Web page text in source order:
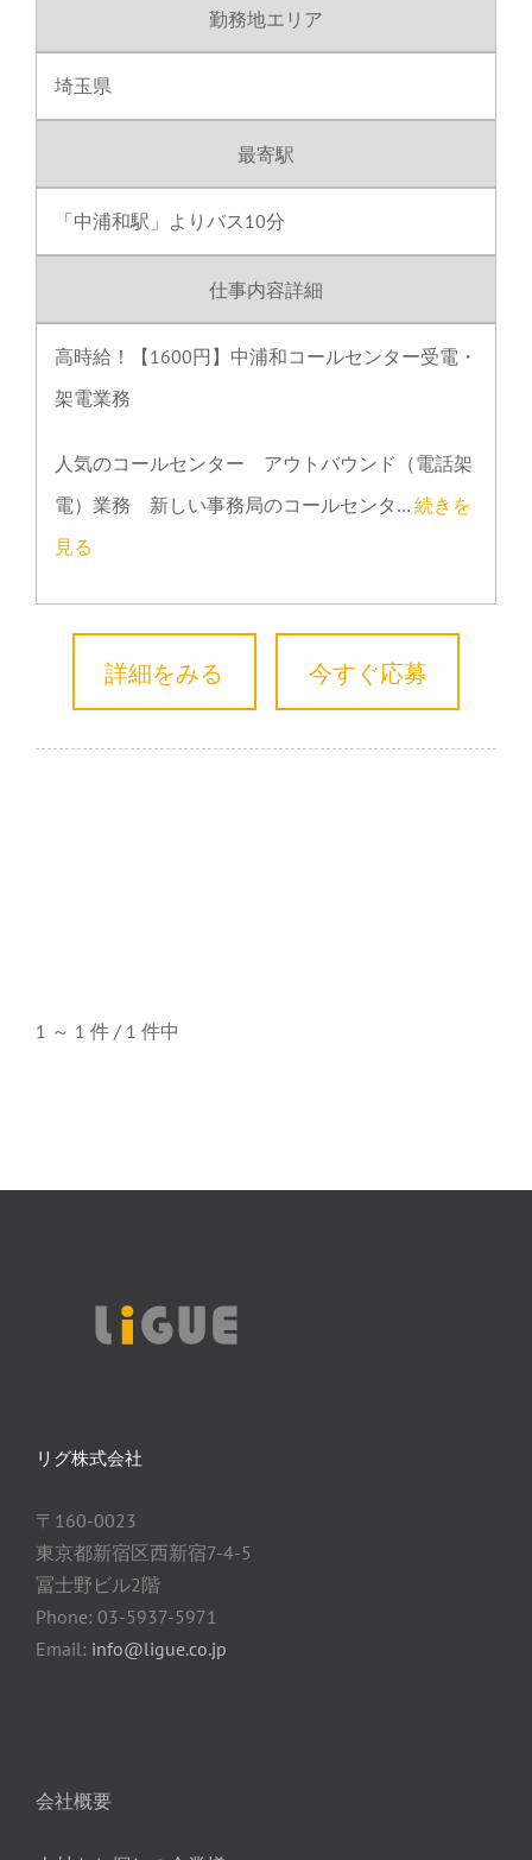
勤務地エリア
埼玉県
最寄駅
「中浦和駅」よりバス10分
仕事内容詳細
高時給！【1600円】中浦和コールセンター受電・
架電業務
人気のコールセンター アウトバウンド（電話架
電）業務 新しい事務局のコールセンタ… 続きを
見る
詳細をみる 今すぐ応募
1 ～ 1 件 / 1 件中
リグ株式会社
〒160-0023
東京都新宿区西新宿7-4-5
冨士野ビル2階
Phone: 03-5937-5971
Email: info@ligue.co.jp
会社概要